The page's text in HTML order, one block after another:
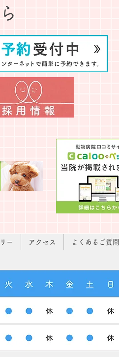
ー アクセス よくあるご質問